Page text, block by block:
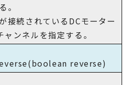
。
接続されているDCモーター
ンネルを指定する。
reverse)